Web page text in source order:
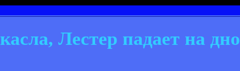
Лестер падает на дно